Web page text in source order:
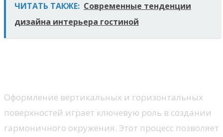
ЧИТАТЬ ТАКЖЕ: Современные тенденции
дизайна интерьера гостиной
Оформление вертикальных и горизонтальных
поверхностей играет ключевую роль в создании
гармоничного окружения. Этот процесс позволяет